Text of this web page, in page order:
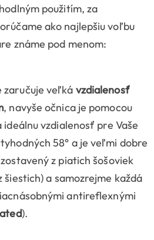
použitím, za
ako najlepšiu voľbu
známe pod menom:
zaručuje veľká vzdialenosť
, navyše očnica je pomocou
vzdialenosť pre Vaše
58° a je veľmi dobre
z piatich šošoviek
šiestich) a samozrejme každá
antireflexnými
).